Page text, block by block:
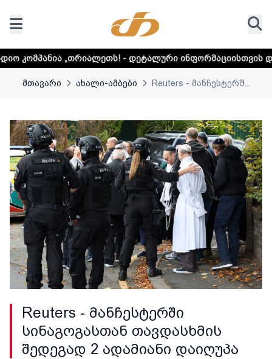
- დეტალური ინფორმაციისთვის დააკლიკეთ ლინკს
მთავარი ახალი-ამბები Reuters - მანჩესტერშ...
Reuters - მანჩესტერში
სინაგოგასთან თავდასხმის
შედეგად 2 ადამიანი დაიღუპა